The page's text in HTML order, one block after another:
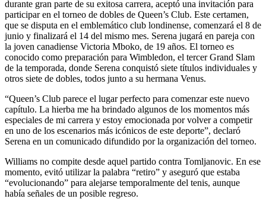
durante gran parte de su exitosa carrera, aceptó una invitación para
participar en el torneo de dobles de Queen’s Club. Este certamen,
que se disputa en el emblemático club londinense, comenzará el 8 de
junio y finalizará el 14 del mismo mes. Serena jugará en pareja con
la joven canadiense Victoria Mboko, de 19 años. El torneo es
conocido como preparación para Wimbledon, el tercer Grand Slam
de la temporada, donde Serena conquistó siete títulos individuales y
otros siete de dobles, todos junto a su hermana Venus.
“Queen’s Club parece el lugar perfecto para comenzar este nuevo
capítulo. La hierba me ha brindado algunos de los momentos más
especiales de mi carrera y estoy emocionada por volver a competir
en uno de los escenarios más icónicos de este deporte”, declaró
Serena en un comunicado difundido por la organización del torneo.
Williams no compite desde aquel partido contra Tomljanovic. En ese
momento, evitó utilizar la palabra “retiro” y aseguró que estaba
“evolucionando” para alejarse temporalmente del tenis, aunque
había señales de un posible regreso.